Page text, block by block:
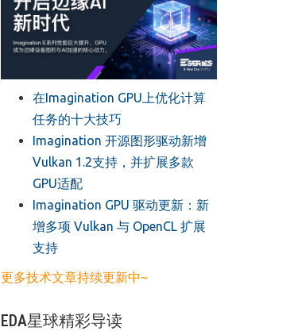
在Imagination GPU上优化计算
任务的十大技巧
​Imagination 开源图形驱动新增
Vulkan 1.2支持，并扩展多款
GPU适配
​Imagination GPU 驱动更新：新
增多项 Vulkan 与 OpenCL 扩展
支持
更多技术文章持续更新中~
EDA星球精彩导读